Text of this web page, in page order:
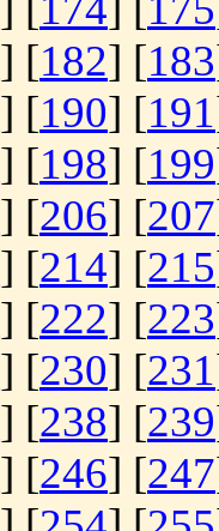
] [182] [183
] [190] [191
] [198] [199
] [206] [207
] [214] [215
] [222] [223
] [230] [231
] [238] [239
] [246] [247